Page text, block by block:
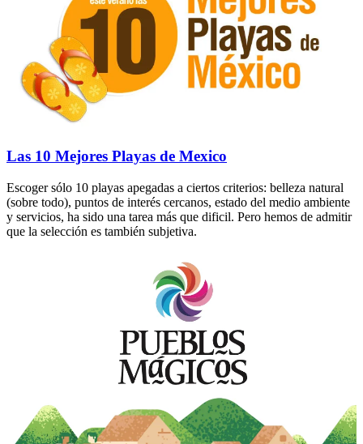
Las 10 Mejores Playas de Mexico
Escoger sólo 10 playas apegadas a ciertos criterios: belleza natural
(sobre todo), puntos de interés cercanos, estado del medio ambiente
y servicios, ha sido una tarea más que dificil. Pero hemos de admitir
que la selección es también subjetiva.